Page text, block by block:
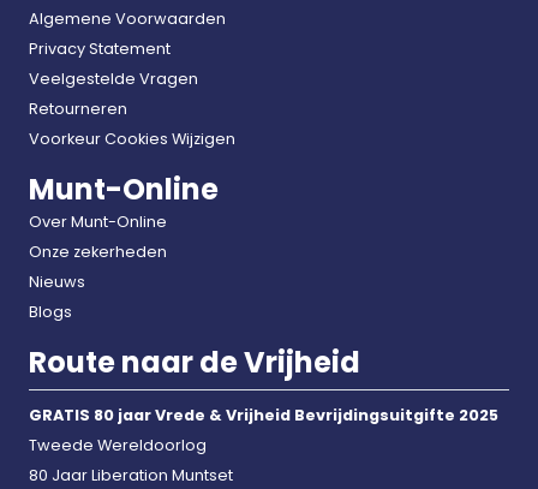
Algemene Voorwaarden
Privacy Statement
Veelgestelde Vragen
Retourneren
Voorkeur Cookies Wijzigen
Munt-Online
Over Munt-Online
Onze zekerheden
Nieuws
Blogs
Route naar de Vrijheid
GRATIS 80 jaar Vrede & Vrijheid Bevrijdingsuitgifte 2025
Tweede Wereldoorlog
80 Jaar Liberation Muntset